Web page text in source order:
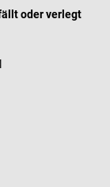
oder verlegt